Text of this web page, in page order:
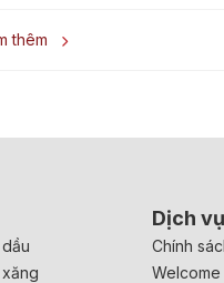
thêm 
Dịch vụ
Chính
Welcome